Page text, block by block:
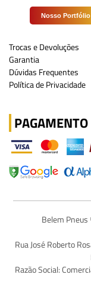
Nosso Portfólio
Trocas e Devoluções
Garantia
Dúvidas Frequentes
Política de Privacidade
Belem
Rua José Roberto
Razão Social: